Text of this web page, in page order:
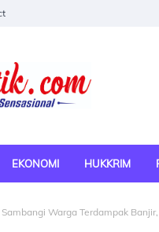
EKONOMI HUKKRIM
Sambangi Warga Terdampak